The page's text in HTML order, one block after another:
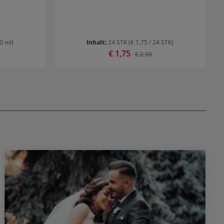
ml)
Inhalt:24 STK(€ 1,75 / 24 STK)
Verkaufspreis:
€ 1,75 Regulärer Preis:
€ 2,10